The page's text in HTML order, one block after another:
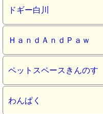
ドギー白川
ＨａｎｄＡｎｄＰａｗ
ペットスペースきんのすゞ
わんぱく